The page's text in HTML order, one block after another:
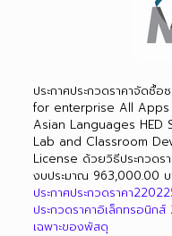
ประกาศประกวดราคาจัด
for enterprise All Apps
Asian Languages HED
Lab and Classroom
License ด้วยวิธีประกวดร
งบประมาณ 963,000.00 บ
ประกาศประกวดราคา
ประกวดราคาอิเล็กทรอนิก
เฉพาะของพัสดุ